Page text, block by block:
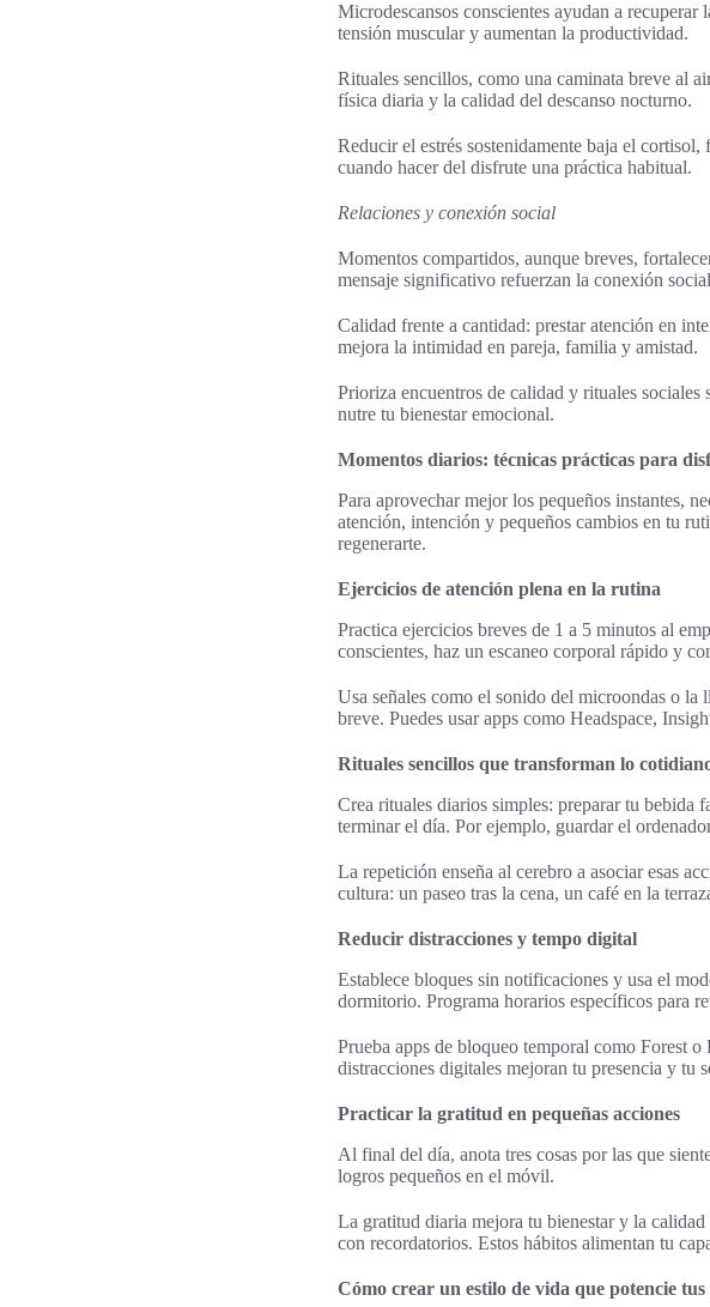
Microdescansos conscientes ayudan a
tensión muscular y aumentan la productividad.
Rituales sencillos, como una caminata breve al
física diaria y la calidad del descanso nocturno.
Reducir el estrés sostenidamente baja el
cuando hacer del disfrute una práctica habitual.
Relaciones y conexión social
Momentos compartidos, aunque breves,
mensaje significativo refuerzan la conexión
Calidad frente a cantidad: prestar atención en
mejora la intimidad en pareja, familia y amistad.
Prioriza encuentros de calidad y rituales
nutre tu bienestar emocional.
Momentos diarios: técnicas prácticas para
Para aprovechar mejor los pequeños instantes,
atención, intención y pequeños cambios en tu
regenerarte.
Ejercicios de atención plena en la rutina
Practica ejercicios breves de 1 a 5 minutos al
conscientes, haz un escaneo corporal rápido y
Usa señales como el sonido del microondas o la
breve. Puedes usar apps como Headspace,
Rituales sencillos que transforman lo
Crea rituales diarios simples: preparar tu bebida
terminar el día. Por ejemplo, guardar el
La repetición enseña al cerebro a asociar esas
cultura: un paseo tras la cena, un café en la
Reducir distracciones y tempo digital
Establece bloques sin notificaciones y usa el
dormitorio. Programa horarios específicos para
Prueba apps de bloqueo temporal como Forest
distracciones digitales mejoran tu presencia y tu
Practicar la gratitud en pequeñas acciones
Al final del día, anota tres cosas por las que
logros pequeños en el móvil.
La gratitud diaria mejora tu bienestar y la
con recordatorios. Estos hábitos alimentan tu
Cómo crear un estilo de vida que potencie tus